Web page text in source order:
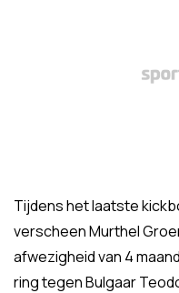
Tijdens het laatste
verscheen Murthel
afwezigheid van 4
ring tegen Bulgaar